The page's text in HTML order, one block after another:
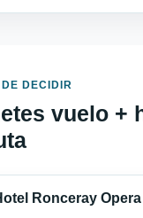
DECIDIR
vuelo +
Ronceray Opera